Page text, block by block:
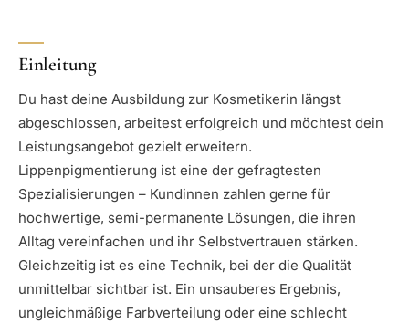
Einleitung
Du hast deine Ausbildung zur Kosmetikerin längst
abgeschlossen, arbeitest erfolgreich und möchtest dein
Leistungsangebot gezielt erweitern.
Lippenpigmentierung ist eine der gefragtesten
Spezialisierungen – Kundinnen zahlen gerne für
hochwertige, semi-permanente Lösungen, die ihren
Alltag vereinfachen und ihr Selbstvertrauen stärken.
Gleichzeitig ist es eine Technik, bei der die Qualität
unmittelbar sichtbar ist. Ein unsauberes Ergebnis,
ungleichmäßige Farbverteilung oder eine schlecht